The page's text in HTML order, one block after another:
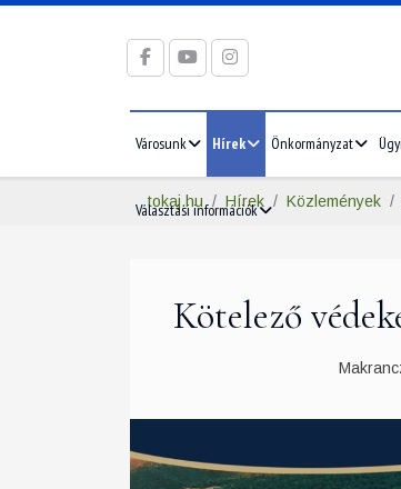
Városunk Hírek Önkormányzat
Választási információk
tokaj.hu Hírek Közlemények
Kötelező